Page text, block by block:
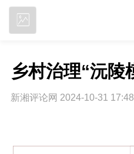
乡村治理“沅陵
新湘评论网 2024-10-31